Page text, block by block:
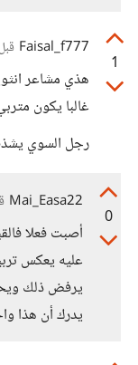
1
Faisal_f777
هذي مشاعر
غالبا يكون
رجل السوي
0
Mai_Easa22
أصبت فعلا
عليه يعكس
يرفض ذلك
يدرك أن هذا